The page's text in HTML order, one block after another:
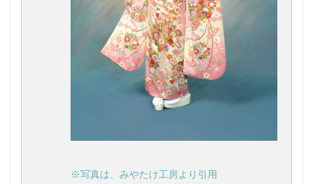
※写真は、みやたけ工房より引用